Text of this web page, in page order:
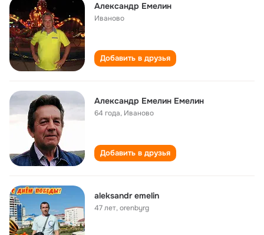
Александр Емелин
Иваново
Добавить в друзья
Александр Емелин Емелин
64 года, Иваново
Добавить в друзья
aleksandr emelin
47 лет,orenbyrg